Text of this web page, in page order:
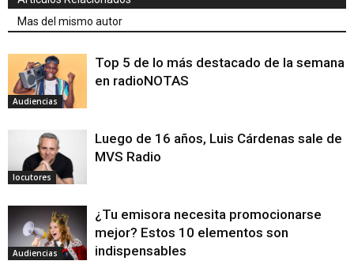
Mas del mismo autor
Audiencias
Top 5 de lo más destacado de la semana
en radioNOTAS
locutores
Luego de 16 años, Luis Cárdenas sale de
MVS Radio
Audiencias
¿Tu emisora necesita promocionarse
mejor? Estos 10 elementos son
indispensables